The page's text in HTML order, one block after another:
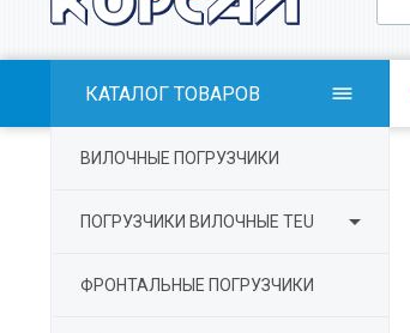
КАТАЛОГ ТОВАРОВ
ВИЛОЧНЫЕ ПОГРУЗЧИКИ
ПОГРУЗЧИКИ ВИЛОЧНЫЕ TEU 
ФРОНТАЛЬНЫЕ ПОГРУЗЧИКИ